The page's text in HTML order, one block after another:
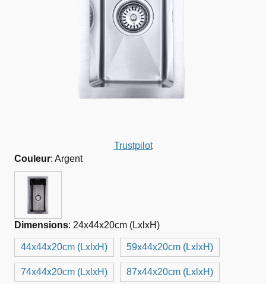
Trustpilot
Couleur: Argent
Dimensions: 24x44x20cm (LxlxH)
44x44x20cm (LxlxH) 59x44x20cm (LxlxH)
74x44x20cm (LxlxH) 87x44x20cm (LxlxH)